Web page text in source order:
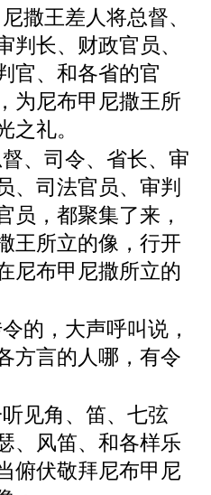
撒王差人将总督、
判长、财政官员、
官、和各省的官
为尼布甲尼撒王所
之礼。
、司令、省长、审
、司法官员、审判
员，都聚集了来，
王所立的像，行开
尼布甲尼撒所立的
的，大声呼叫说，
方言的人哪，有令
见角、笛、七弦
、风笛、和各样乐
俯伏敬拜尼布甲尼